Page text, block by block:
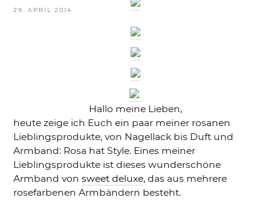
VERÖFFENTLICHT
29. APRIL 2014
Hallo meine Lieben,
heute zeige ich Euch ein paar meiner rosanen
Lieblingsprodukte, von Nagellack bis Duft und
Armband: Rosa hat Style. Eines meiner
Lieblingsprodukte ist dieses wunderschöne
Armband vonsweet deluxe, das aus mehrere
rosefarbenen Armbändern besteht.